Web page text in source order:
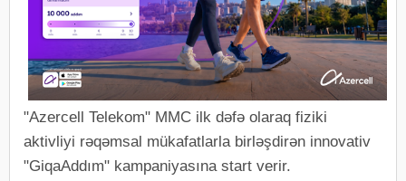
"Azercell Telekom" MMC ilk dəfə olaraq fiziki
aktivliyi rəqəmsal mükafatlarla birləşdirən innovativ
"GiqaAddım" kampaniyasına start verir.